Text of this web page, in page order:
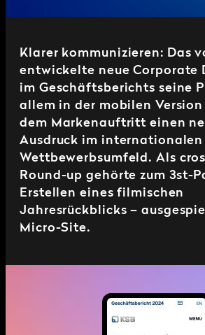
Klarer kommunizieren: Das
entwickelte neue Corporate
im Geschäftsberichts seine
allem in der mobilen
dem Markenauftritt einen
Ausdruck im internationalen
Wettbewerbsumfeld. Als
Round-up gehörte zum 3st-
Erstellen eines filmischen
Jahresrückblicks –
Micro-Site.